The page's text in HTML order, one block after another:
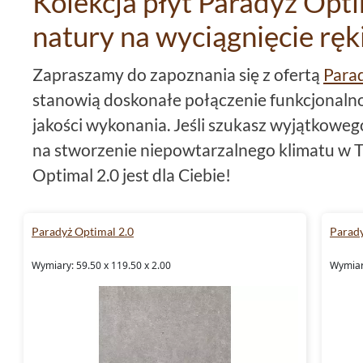
natury na wyciągnięcie
Zapraszamy do zapoznania się z ofertą
stanowią doskonałe połączenie
jakości wykonania. Jeśli szukasz
na stworzenie niepowtarzalnego klimatu w
Optimal 2.0 jest dla Ciebie!
paleta barw nawiązuje do naturalnej
te doskonale komponują się zarówno z
aranżacjami.
Paradyż Optimal 2.0
Wymiary: 59.50 x 119.50 x 2.00